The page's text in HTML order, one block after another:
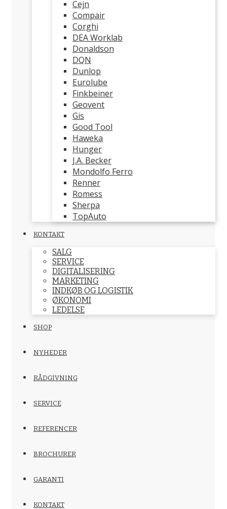
Cejn
Compair
Corghi
DEA Worklab
Donaldson
DQN
Dunlop
Eurolube
Finkbeiner
Geovent
Gis
Good Tool
Haweka
Hunger
J.A. Becker
Mondolfo Ferro
Renner
Romess
Sherpa
TopAuto
KONTAKT
SALG
SERVICE
DIGITALISERING
MARKETING
INDKØB OG LOGISTIK
ØKONOMI
LEDELSE
SHOP
NYHEDER
RÅDGIVNING
SERVICE
REFERENCER
BROCHURER
GARANTI
KONTAKT